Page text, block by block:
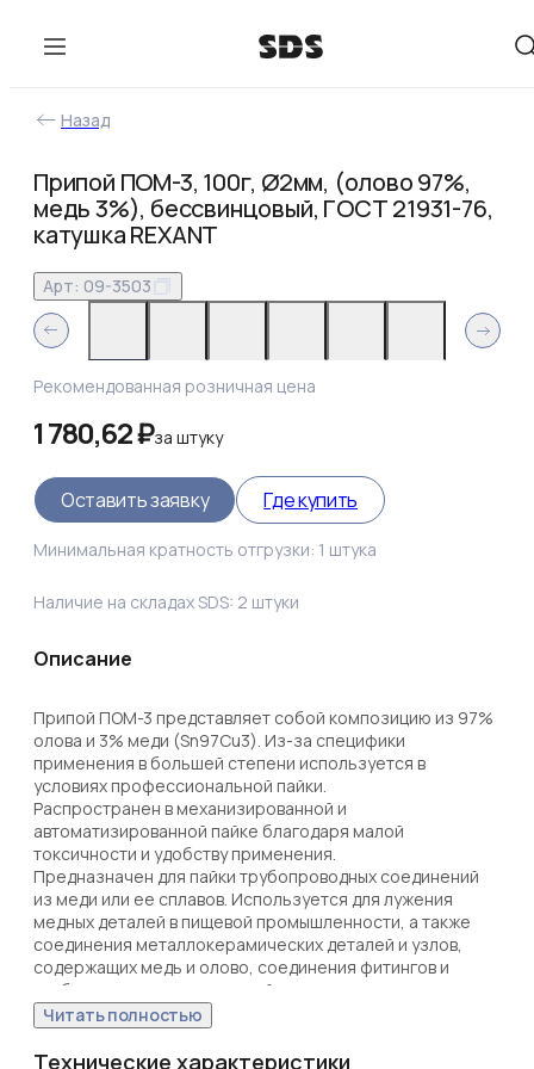
Назад
Припой ПОМ-3, 100г, Ø2мм, (олово 97%,
медь 3%), бессвинцовый, ГОСТ 21931-76,
катушка REXANT
Арт: 09-3503
Рекомендованная розничная цена
1 780,62 ₽за штуку
Оставить заявку Где купить
Минимальная кратность отгрузки: 1 штука
Наличие на складах SDS: 2 штуки
Описание
Припой ПОМ-3 представляет собой композицию из 97%
олова и 3% меди (Sn97Cu3). Из-за специфики
применения в большей степени используется в
условиях профессиональной пайки.
Распространен в механизированной и
автоматизированной пайке благодаря малой
токсичности и удобству применения.
Предназначен для пайки трубопроводных соединений
из меди или ее сплавов. Используется для лужения
медных деталей в пищевой промышленности, а также
соединения металлокерамических деталей и узлов,
содержащих медь и олово, соединения фитингов и
трубопроводов в химической промышленности.
Припой отличается повышенной прочностью при
затвердевании и хорошей смачиваемостью в процессе
пайки.
Читать полностью
Технические характеристики